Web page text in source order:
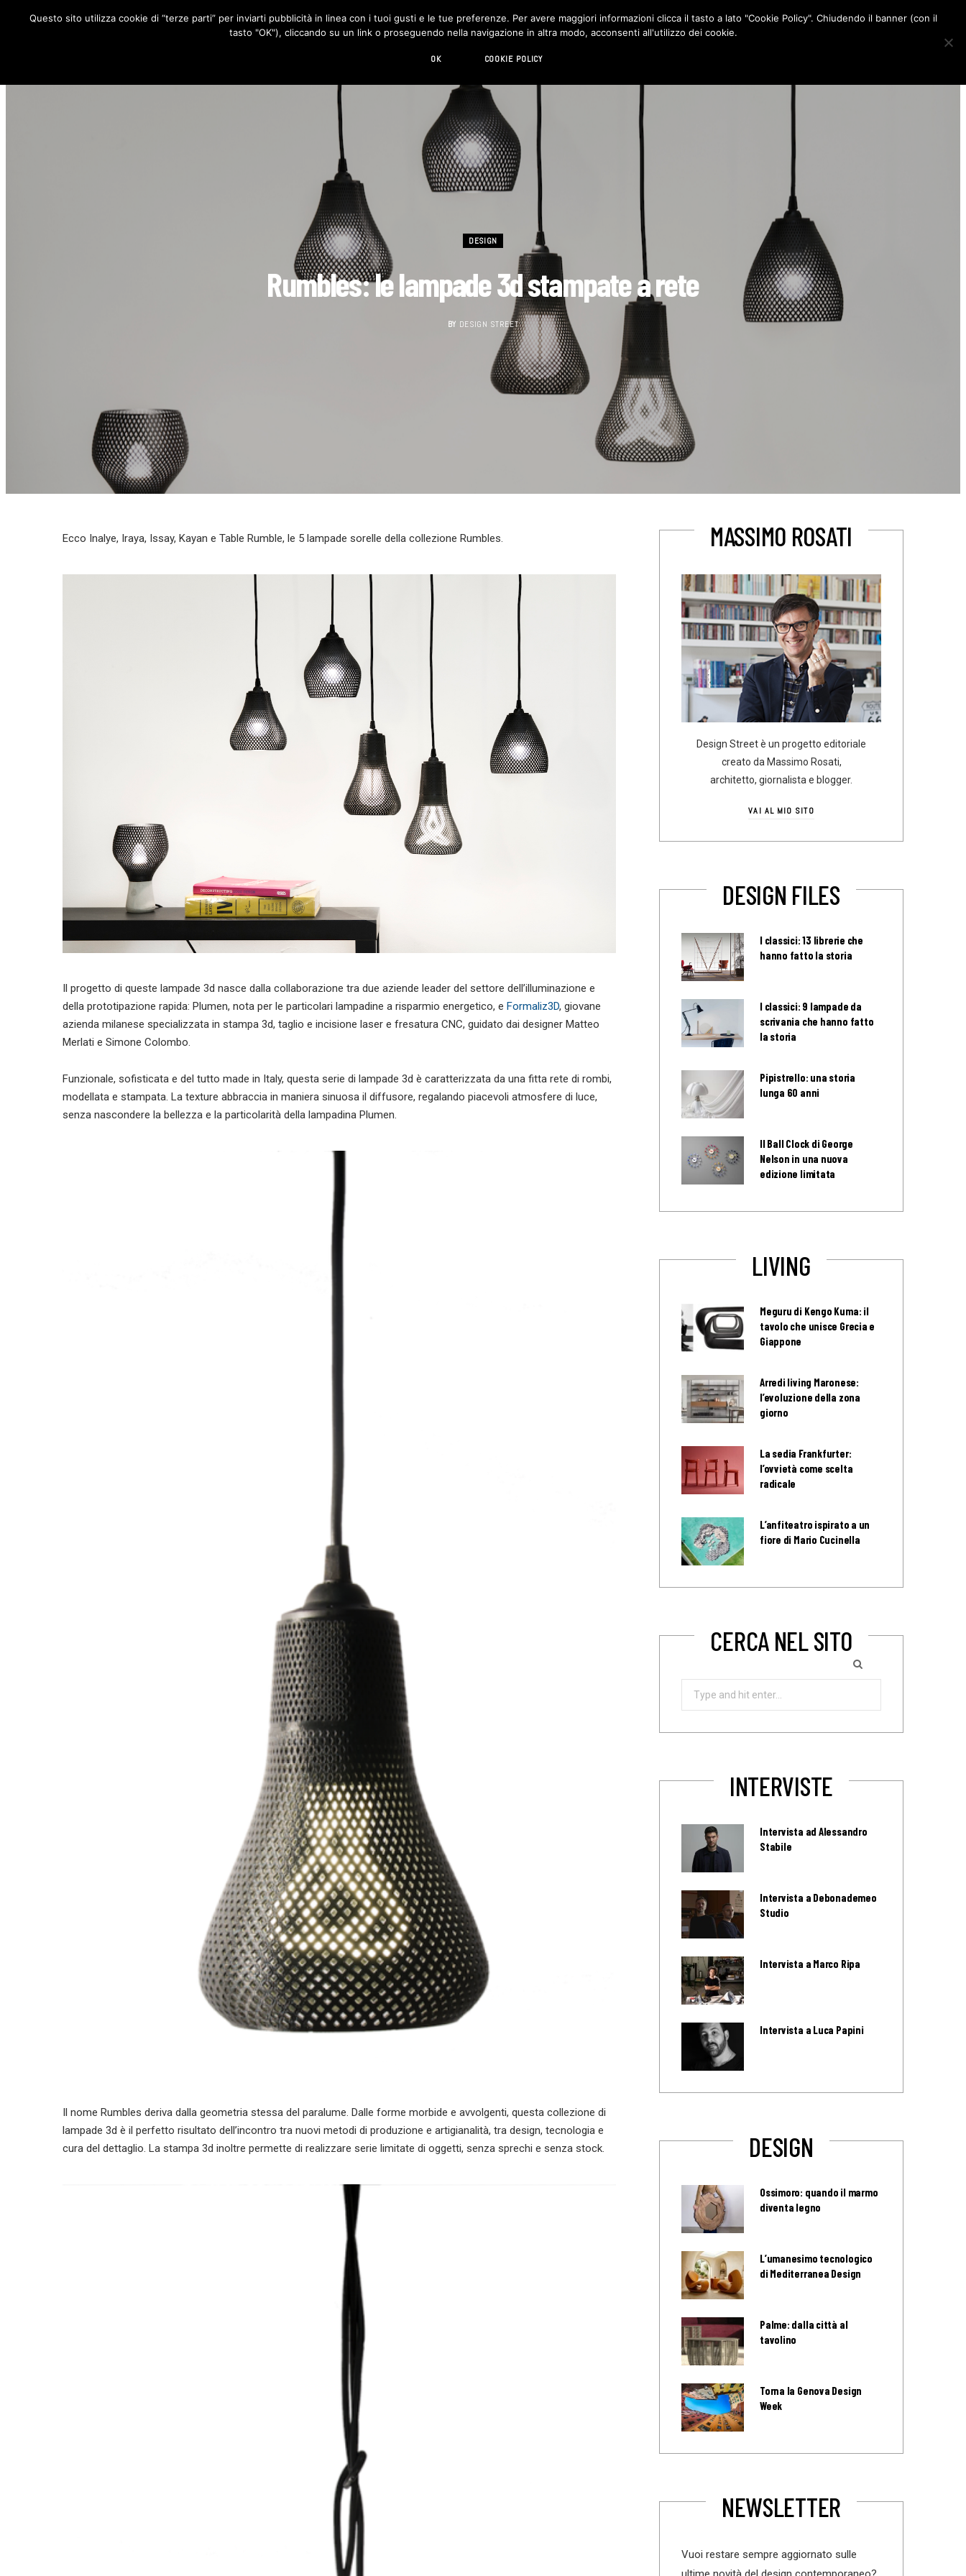
RUBRICHE DESIGN LIVING HI-TECH CHI SIAMO CONTATTI
o
g
r
d
DESIGN
Rumbles: le lampade 3d stampate a rete
BY DESIGN STREET
Ecco Inalye, Iraya, Issay, Kayan e Table Rumble, le 5 lampade sorelle della collezione Rumbles.
Il progetto di queste lampade 3d nasce dalla collaborazione tra due aziende leader del settore dell’illuminazione e
della prototipazione rapida: Plumen, nota per le particolari lampadine a risparmio energetico, e Formaliz3D, giovane
azienda milanese specializzata in stampa 3d, taglio e incisione laser e fresatura CNC, guidato dai designer Matteo
Merlati e Simone Colombo.
Funzionale, sofisticata e del tutto made in Italy, questa serie di lampade 3d è caratterizzata da una fitta rete di rombi,
modellata e stampata. La texture abbraccia in maniera sinuosa il diffusore, regalando piacevoli atmosfere di luce,
senza nascondere la bellezza e la particolarità della lampadina Plumen.
Il nome Rumbles deriva dalla geometria stessa del paralume. Dalle forme morbide e avvolgenti, questa collezione di
lampade 3d è il perfetto risultato dell’incontro tra nuovi metodi di produzione e artigianalità, tra design, tecnologia e
cura del dettaglio. La stampa 3d inoltre permette di realizzare serie limitate di oggetti, senza sprechi e senza stock.
MASSIMO ROSATI
Design Street è un progetto editoriale
creato da Massimo Rosati,
architetto, giornalista e blogger.
VAI AL MIO SITO
DESIGN FILES
I classici: 13 librerie che
hanno fatto la storia
I classici: 9 lampade da
scrivania che hanno fatto
la storia
Pipistrello: una storia
lunga 60 anni
Il Ball Clock di George
Nelson in una nuova
edizione limitata
LIVING
Meguru di Kengo Kuma: il
tavolo che unisce Grecia e
Giappone
Arredi living Maronese:
l’evoluzione della zona
giorno
La sedia Frankfurter:
l’ovvietà come scelta
radicale
L’anfiteatro ispirato a un
fiore di Mario Cucinella
CERCA NEL SITO
Search
INTERVISTE
Intervista ad Alessandro
Stabile
Intervista a Debonademeo
Studio
Intervista a Marco Ripa
Intervista a Luca Papini
DESIGN
Ossimoro: quando il marmo
diventa legno
L’umanesimo tecnologico
di Mediterranea Design
Palme: dalla città al
tavolino
Torna la Genova Design
Week
NEWSLETTER
Vuoi restare sempre aggiornato sulle
Questo sito utilizza cookie di “terze parti” per inviarti pubblicità in linea con i tuoi gusti e le tue preferenze. Per avere maggiori informazioni clicca il tasto a lato "Cookie Policy". Chiudendo il banner (con il
tasto "OK"), cliccando su un link o proseguendo nella navigazione in altra modo, acconsenti all'utilizzo dei cookie.
OK COOKIE POLICY